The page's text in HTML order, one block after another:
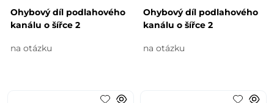
Ohybový díl podlahového
kanálu o šířce 2
na otázku
Ohybový díl podlahového
kanálu o šířce 2
na otázku